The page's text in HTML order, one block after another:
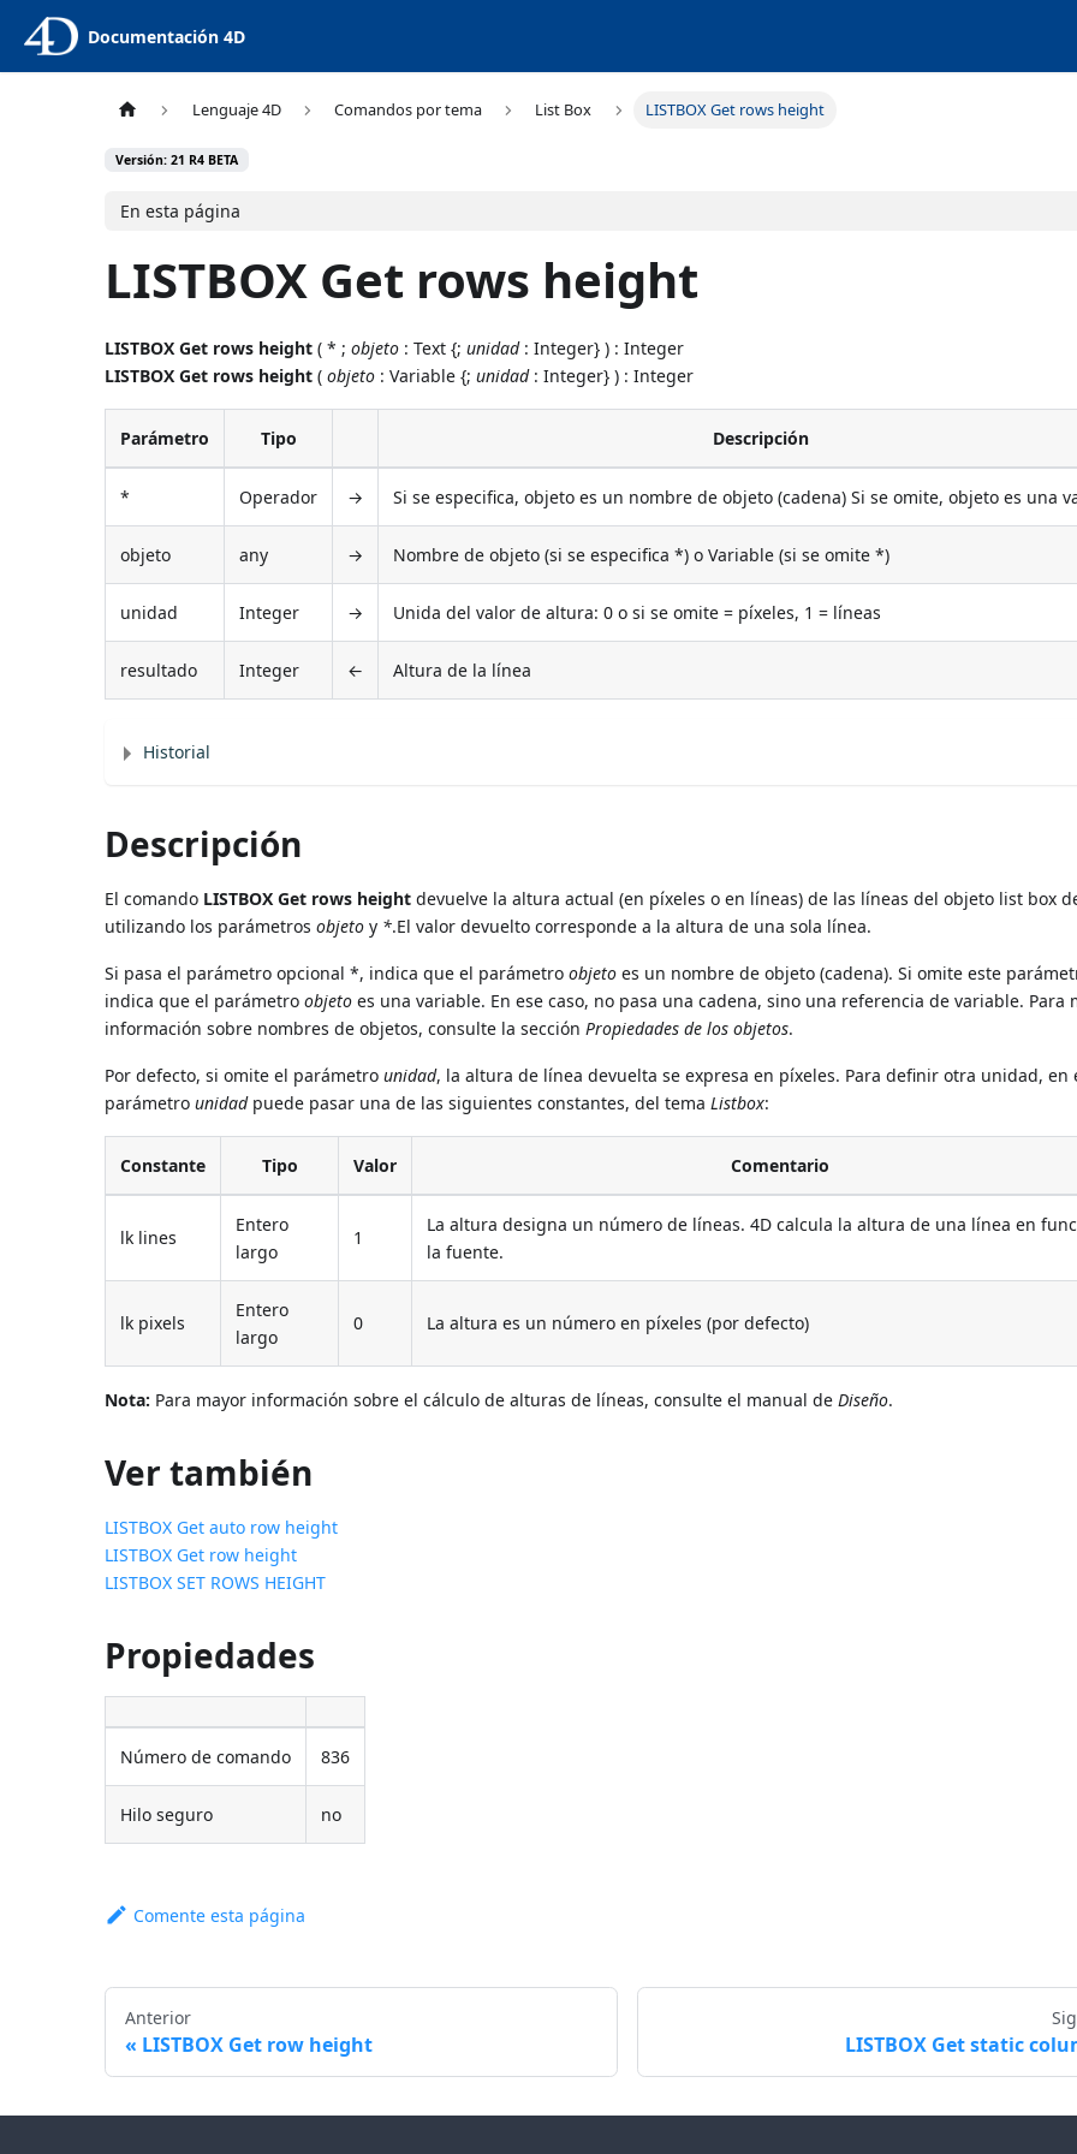
Documentación 4D
Lenguaje 4D Comandos por tema List Box LISTBOX Get rows height
Versión: 21 R4 BETA
En esta página
LISTBOX Get rows height
LISTBOX Get rows height ( * ;objeto : Text {;unidad: Integer} ) : Integer
LISTBOX Get rows height (objeto : Variable {;unidad: Integer} ) : Integer
Parámetro Tipo Descripción
* Operador → Si se especifica, objeto es un nombre de objeto (cadena) Si se omite, objeto es una
objeto any → Nombre de objeto (si se especifica *) o Variable (si se omite *)
unidad Integer → Unida del valor de altura: 0 o si se omite = píxeles, 1 = líneas
resultado Integer ← Altura de la línea
Historial
Descripción
El comando LISTBOX Get rows height devuelve la altura actual (en píxeles o en líneas) de las líneas del objeto list box
utilizando los parámetrosobjeto y *.El valor devuelto corresponde a la altura de una sola línea.
Si pasa el parámetro opcional *, indica que el parámetroobjeto es un nombre de objeto (cadena). Si omite este
indica que el parámetroobjeto es una variable. En ese caso, no pasa una cadena, sino una referencia de variable. Para
información sobre nombres de objetos, consulte la secciónPropiedades de los objetos.
Por defecto, si omite el parámetrounidad, la altura de línea devuelta se expresa en píxeles. Para definir otra unidad, en
parámetrounidadpuede pasar una de las siguientes constantes, del temaListbox:
Constante Tipo Valor Comentario
lk lines
Entero
largo
1
La altura designa un número de líneas. 4D calcula la altura de una línea en
la fuente.
lk pixels
Entero
largo
0 La altura es un número en píxeles (por defecto)
Nota: Para mayor información sobre el cálculo de alturas de líneas, consulte el manual deDiseño.
Ver también
LISTBOX Get auto row height
LISTBOX Get row height
LISTBOX SET ROWS HEIGHT
Propiedades
Número de comando 836
Hilo seguro no
Comente esta página
Anterior
LISTBOX Get row height LISTBOX Get static